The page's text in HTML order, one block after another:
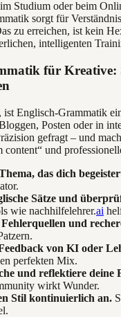
Studium oder beim
sorgt für
zu erreichen, ist kein
intelligenten
für Kreative:
ist Englisch-Grammatik
Posten oder in
gefragt – und
content“ und
das dich
Sätze und
wie nachhilfelehrer.ai
und
von KI oder
perfekten Mix.
und reflektiere deine
wirkt Wunder.
Stil kontinuierlich an.